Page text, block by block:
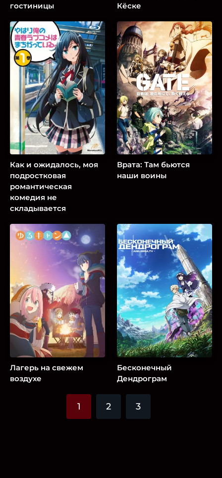
гостиницы
Кёске
Как и ожидалось, моя
подростковая
романтическая
комедия не
складывается
Врата: Там бьются
наши воины
Лагерь на свежем
воздухе
Бесконечный
Дендрограм
1 2 3